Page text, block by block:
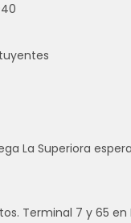
La Superiora
Terminal 7 y 65 en